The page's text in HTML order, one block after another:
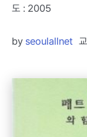
도 : 2005
by seoulallnet